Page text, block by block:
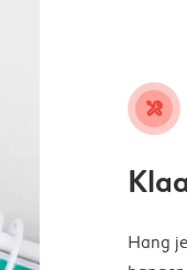
tools
Hang